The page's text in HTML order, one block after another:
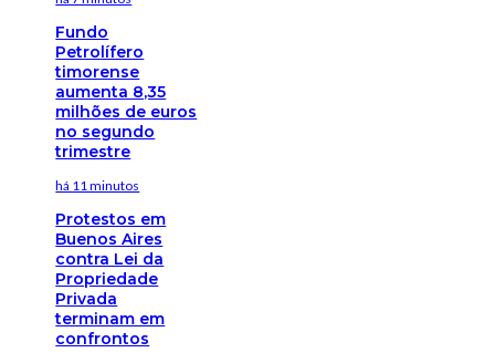
Fundo
Petrolífero
timorense
aumenta 8,35
milhões de euros
no segundo
trimestre
há 11 minutos
Protestos em
Buenos Aires
contra Lei da
Propriedade
Privada
terminam em
confrontos